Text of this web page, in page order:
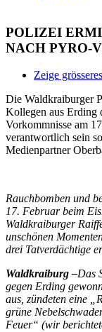
POLIZEI
NACH PYRO-
Zeige
Die Waldkraiburger
Kollegen aus Erding
Vorkommnisse am
verantwortlich sein
Medienpartner
Rauchbomben und
17. Februar beim
Waldkraiburger
unschönen
drei Tatverdächtige
Waldkraiburg –Das
gegen Erding
aus, zündeten eine
grüne
Feuer“ (wir